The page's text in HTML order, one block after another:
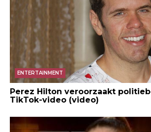
ENTERTAINMENT
Perez Hilton veroorzaakt
TikTok-video (video)